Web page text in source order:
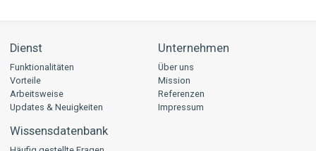
Dienst
Funktionalitäten
Vorteile
Arbeitsweise
Updates & Neuigkeiten
Unternehmen
Über uns
Mission
Referenzen
Impressum
Wissensdatenbank